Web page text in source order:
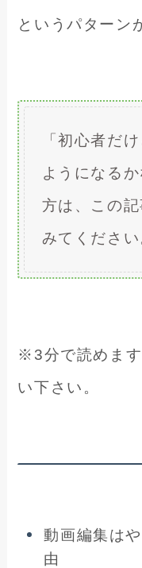
というパターン
「初心者だ
ようになる
方は、この
みてください
※3分で読めま
い下さい。
動画編集は
由